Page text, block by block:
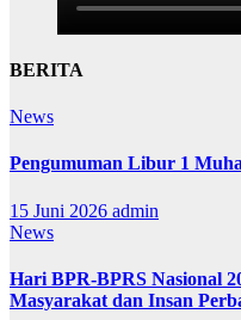
BERITA
News
Pengumuman Libur 1
15 Juni 2026 admin
News
Hari BPR-BPRS Nasional
Masyarakat dan Insan